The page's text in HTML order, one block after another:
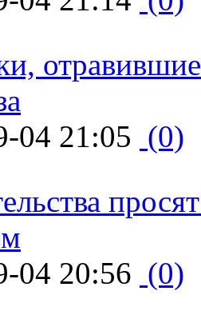
04 21:05 (0)
04 20:56 (0)